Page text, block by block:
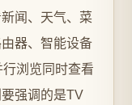
闻、天气、菜
器、智能设备
浏览同时查看
强调的是TV